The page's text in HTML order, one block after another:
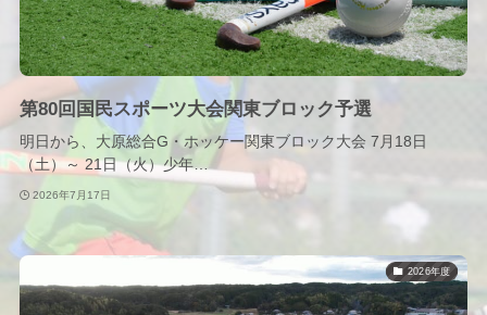
第80回国民スポーツ大会関東ブロック予選
明日から、大原総合G・ホッケー関東ブロック大会 7月18日
（土）～ 21日（火）少年…
2026年7月17日
2026年度